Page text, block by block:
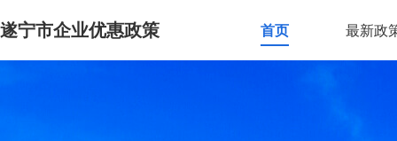
遂宁市企业优惠政策 首页 最新政